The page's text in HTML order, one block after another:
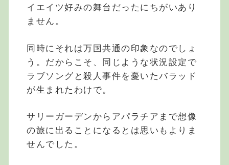
イエイツ好みの舞台だったにちがいあり
ません。
同時にそれは万国共通の印象なのでしょ
う。だからこそ、同じような状況設定で
ラブソングと殺人事件を憂いたバラッド
が生まれたわけで。
サリーガーデンからアパラチアまで想像
の旅に出ることになるとは思いもよりま
せんでした。